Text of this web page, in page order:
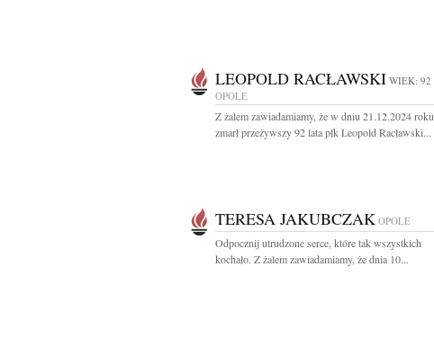
LEOPOLD RACŁAWSKI WIEK: 92
OPOLE
Z żalem zawiadamiamy, że w dniu 21.12.2024 roku
zmarł przeżywszy 92 lata płk Leopold Racławski...
TERESA JAKUBCZAK OPOLE
Odpocznij utrudzone serce, które tak wszystkich
kochało. Z żalem zawiadamiamy, że dnia 10...